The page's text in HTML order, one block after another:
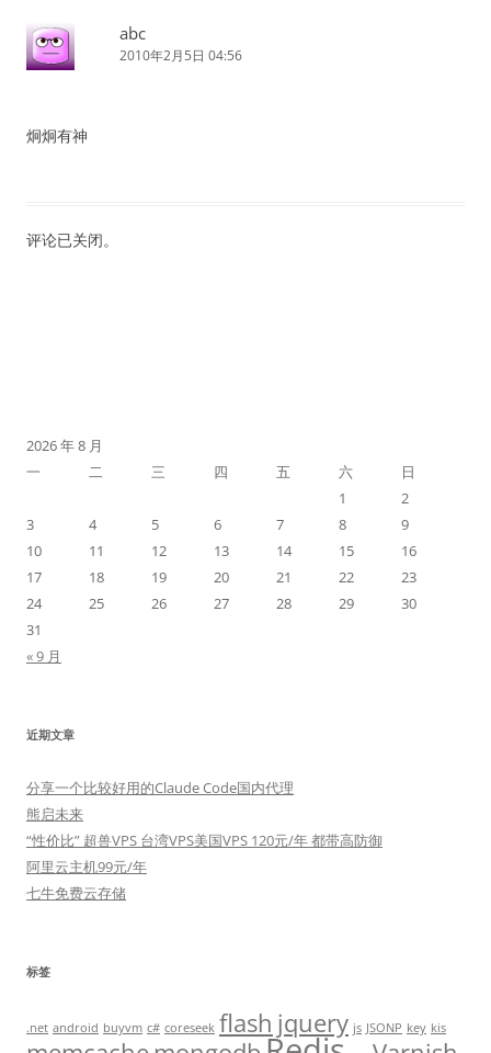
abc
2010年2月5日 04:56
炯炯有神
评论已关闭。
2026 年 8 月
一
二 三 四 五 六
日
1
2
3
4 5 6 7 8
9
10
11 12 13 14 15
16
17
18 19 20 21 22
23
24
25 26 27 28 29
30
31
« 9 月
近期文章
分享一个比较好用的Claude Code国内代理
熊启未来
“性价比” 超兽VPS 台湾VPS美国VPS 120元/年 都带高防御
阿里云主机99元/年
七牛免费云存储
标签
.net android buyvm c# coreseek flash jquery js JSONP key kis